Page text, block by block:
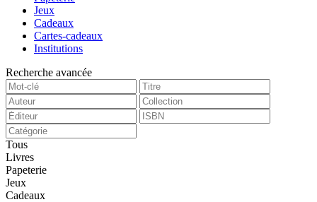
Jeux
Cadeaux
Cartes-cadeaux
Institutions
Recherche avancée
Tous
Livres
Papeterie
Jeux
Cadeaux